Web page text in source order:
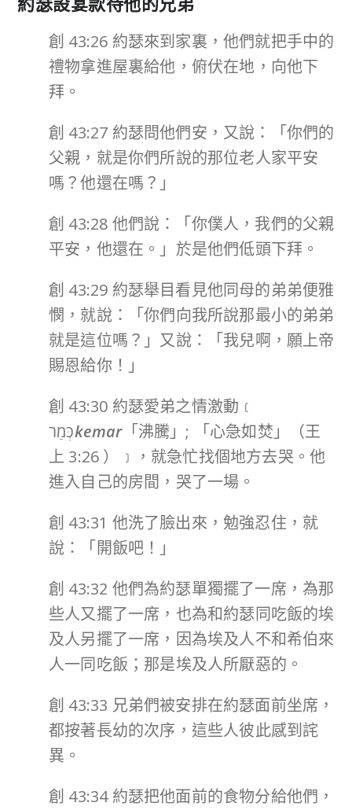
創 43:26 約瑟來到家裏，他們就把手中的
禮物拿進屋裏給他，俯伏在地，向他下
拜。
創 43:27 約瑟問他們安，又說：「你們的
父親，就是你們所說的那位老人家平安
嗎？他還在嗎？」
創 43:28 他們說：「你僕人，我們的父親
平安，他還在。」於是他們低頭下拜。
創 43:29 約瑟舉目看見他同母的弟弟便雅
憫，就說：「你們向我所說那最小的弟弟
就是這位嗎？」又說：「我兒啊，願上帝
賜恩給你！」
創 43:30 約瑟愛弟之情激動﹝
כְּמַרkemar「沸騰」; 「心急如焚」（王
上 3:26 ）﹞，就急忙找個地方去哭。他
進入自己的房間，哭了一場。
創 43:31 他洗了臉出來，勉強忍住，就
說：「開飯吧！」
創 43:32 他們為約瑟單獨擺了一席，為那
些人又擺了一席，也為和約瑟同吃飯的埃
及人另擺了一席，因為埃及人不和希伯來
人一同吃飯；那是埃及人所厭惡的。
創 43:33 兄弟們被安排在約瑟面前坐席，
都按著長幼的次序，這些人彼此感到詫
異。
創 43:34 約瑟把他面前的食物分給他們，